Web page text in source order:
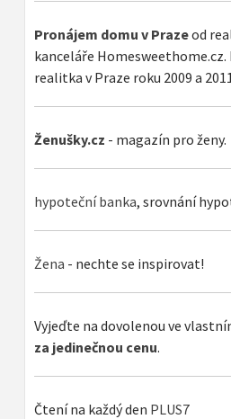
Pronájem domu v Prazeod
kanceláře Homesweethome.cz.
realitka v Praze roku 2009 a
Ženušky.cz - magazín pro ženy.
hypoteční banka, srovnání
Žena - nechte se inspirovat!
Vyjeďte na dovolenou ve
za jedinečnou cenu.
Čtení na každý den PLUS7